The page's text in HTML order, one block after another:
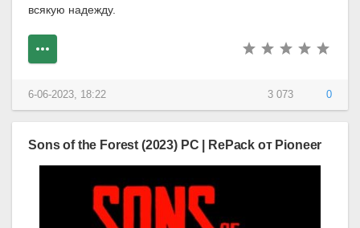
всякую надежду.
3 073 0
6-06-2023, 18:22
Sons of the Forest (2023) PC | RePack от Pioneer